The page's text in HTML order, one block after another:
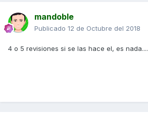
mandoble
Publicado 12 de Octubre del 2018
4 o 5 revisiones si se las hace el, es nada....